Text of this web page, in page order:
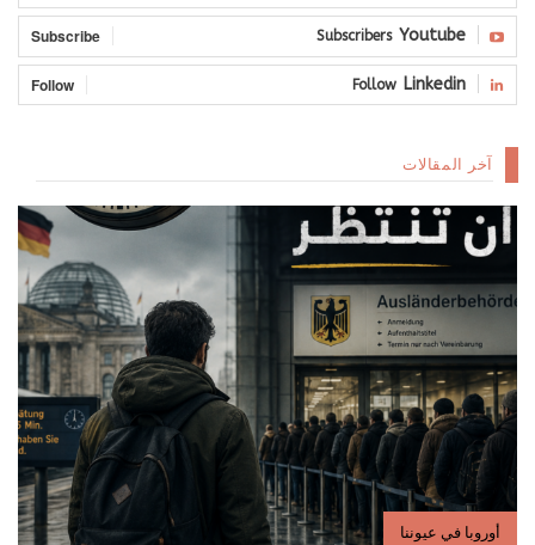
Youtube
Subscribers
Subscribe
Linkedin
Follow
Follow
آخر المقالات
أوروبا في عيوننا